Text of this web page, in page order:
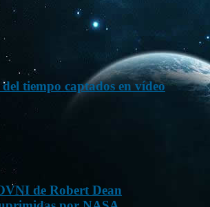
tiempo captados en vídeo
de Robert Dean